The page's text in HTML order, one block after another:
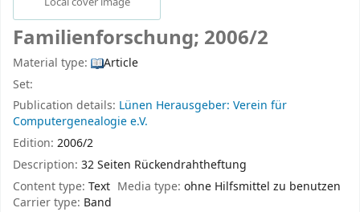
Familienforschung; 2006/2
Material type:
Article
Set:
Publication details: Lünen Herausgeber: Verein für
Computergenealogie e.V.
Edition: 2006/2
Description: 32 Seiten Rückendrahtheftung
Content type: Text Media type:ohne Hilfsmittel zu benutzen
Carrier type: Band